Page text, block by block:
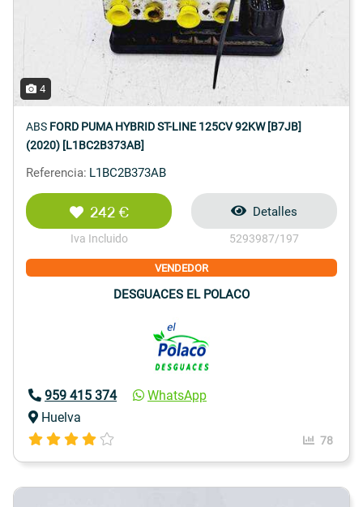
4
ABS FORD PUMA HYBRID ST-LINE 125CV 92KW [B7JB]
(2020) [L1BC2B373AB]
Referencia: L1BC2B373AB
242 €
Iva Incluido
Detalles
5293987/197
VENDEDOR
DESGUACES EL POLACO
959 415 374
WhatsApp
Huelva
78